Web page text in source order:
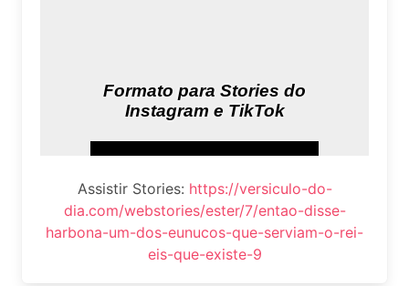
Assistir Stories: https://versiculo-do-
dia.com/webstories/ester/7/entao-disse-
harbona-um-dos-eunucos-que-serviam-o-rei-
eis-que-existe-9